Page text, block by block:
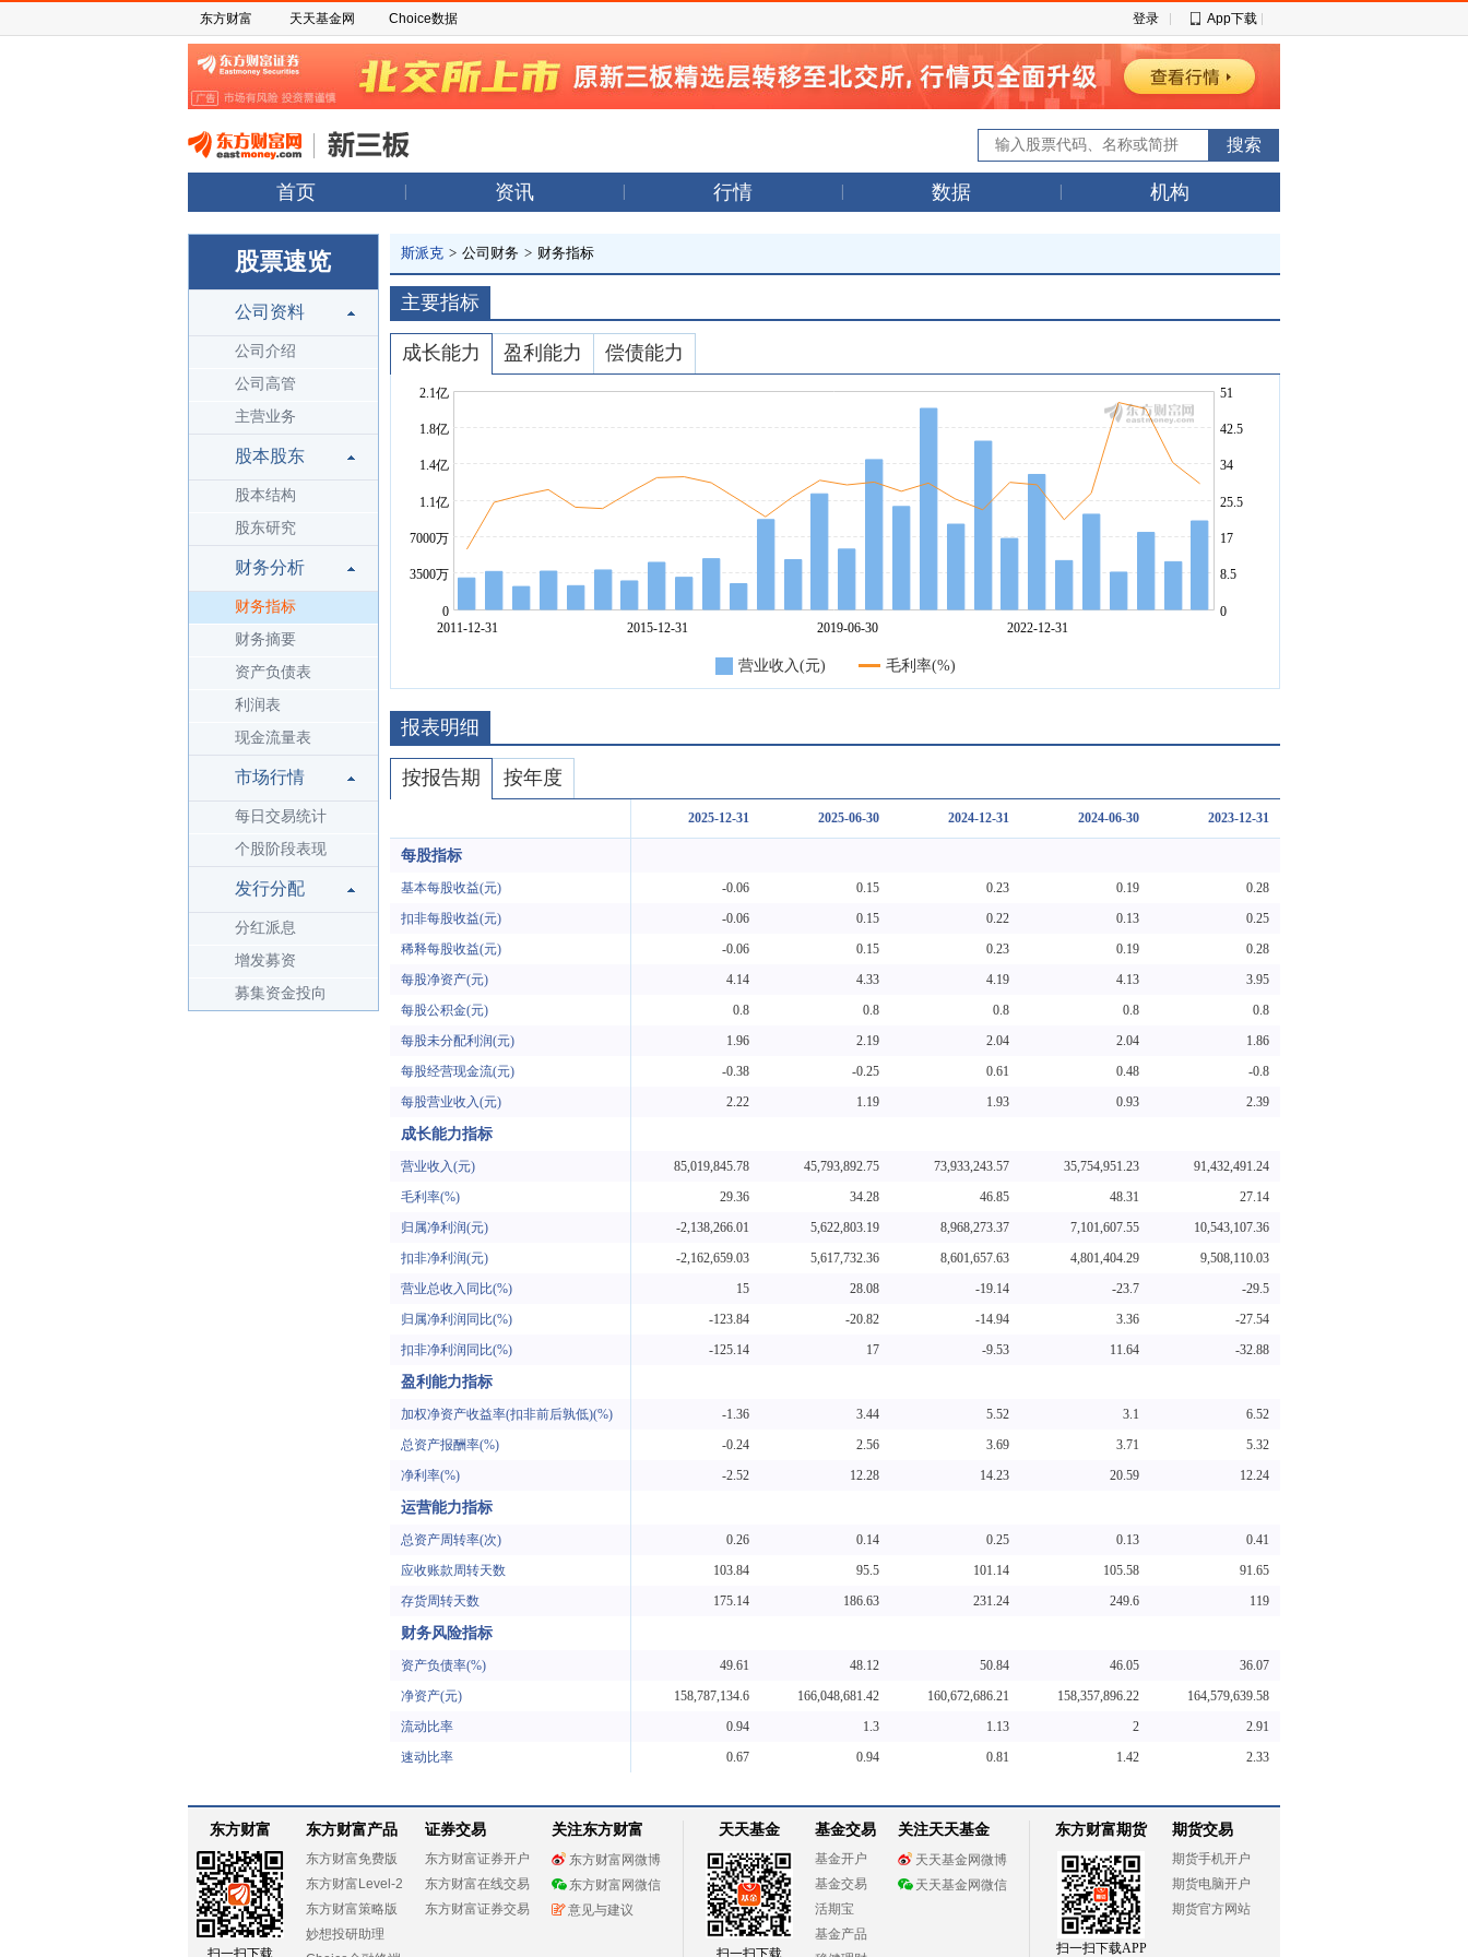
东方财富 天天基金网 Choice数据 登录 App下载
首页 资讯 行情 数据 机构
股票速览
公司资料
公司介绍
公司高管
主营业务
股本股东
股本结构
股东研究
财务分析
财务指标
财务摘要
资产负债表
利润表
现金流量表
市场行情
每日交易统计
个股阶段表现
发行分配
分红派息
增发募资
募集资金投向
斯派克 > 公司财务 > 财务指标
主要指标
成长能力 盈利能力 偿债能力
营业收入(元) 毛利率(%)
报表明细
按报告期 按年度
2025-12-31 2025-06-30 2024-12-31 2024-06-30 2023-12-31
每股指标
基本每股收益(元) -0.06 0.15 0.23 0.19
0.28
扣非每股收益(元)
-0.06 0.15 0.22 0.13
0.25
稀释每股收益(元)
-0.06 0.15 0.23 0.19
0.28
每股净资产(元)
4.14 4.33 4.19 4.13
3.95
每股公积金(元)
0.8 0.8 0.8 0.8
0.8
每股未分配利润(元)
1.96 2.19 2.04 2.04
1.86
每股经营现金流(元)
-0.38 -0.25 0.61 0.48
-0.8
每股营业收入(元)
2.22 1.19 1.93 0.93 2.39
成长能力指标
营业收入(元) 85,019,845.78 45,793,892.75 73,933,243.57 35,754,951.23
91,432,491.24
毛利率(%)
29.36 34.28 46.85 48.31
27.14
归属净利润(元)
-2,138,266.01 5,622,803.19 8,968,273.37 7,101,607.55
10,543,107.36
扣非净利润(元)
-2,162,659.03 5,617,732.36 8,601,657.63 4,801,404.29
9,508,110.03
营业总收入同比(%)
15 28.08 -19.14 -23.7
-29.5
归属净利润同比(%)
-123.84 -20.82 -14.94 3.36
-27.54
扣非净利润同比(%)
-125.14 17 -9.53 11.64 -32.88
盈利能力指标
加权净资产收益率(扣非前后孰低)(%) -1.36 3.44 5.52 3.1
6.52
总资产报酬率(%)
-0.24 2.56 3.69 3.71
5.32
净利率(%)
-2.52 12.28 14.23 20.59 12.24
运营能力指标
总资产周转率(次) 0.26 0.14 0.25 0.13
0.41
应收账款周转天数
103.84 95.5 101.14 105.58
91.65
存货周转天数
175.14 186.63 231.24 249.6 119
财务风险指标
资产负债率(%) 49.61 48.12 50.84 46.05
36.07
净资产(元)
158,787,134.6 166,048,681.42 160,672,686.21 158,357,896.22
164,579,639.58
流动比率
0.94 1.3 1.13 2
2.91
速动比率
0.67 0.94 0.81 1.42 2.33
东方财富 东方财富产品
东方财富免费版
东方财富Level-2
东方财富策略版
妙想投研助理
证券交易
东方财富证券开户
东方财富在线交易
东方财富证券交易
关注东方财富
东方财富网微博
东方财富网微信
意见与建议
天天基金 基金交易
基金开户
基金交易
活期宝
基金产品
关注天天基金
天天基金网微博
天天基金网微信
东方财富期货
扫一扫下载APP
期货交易
期货手机开户
期货电脑开户
期货官方网站